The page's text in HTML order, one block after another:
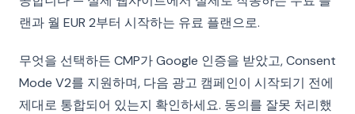
랜과 월 EUR 2부터 시작하는 유료 플랜으로.
무엇을 선택하든 CMP가 Google 인증을 받았고, Consent
Mode V2를 지원하며, 다음 광고 캠페인이 시작되기 전에
제대로 통합되어 있는지 확인하세요. 동의를 잘못 처리했